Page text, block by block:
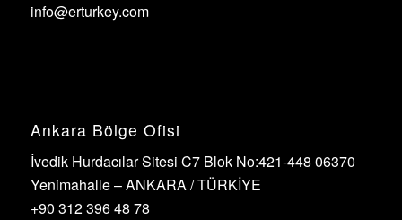
info@erturkey.com
Ankara Bölge Ofisi
İvedik Hurdacılar Sitesi C7 Blok No:421-448 06370
Yenimahalle – ANKARA / TÜRKİYE
+90 312 396 48 78